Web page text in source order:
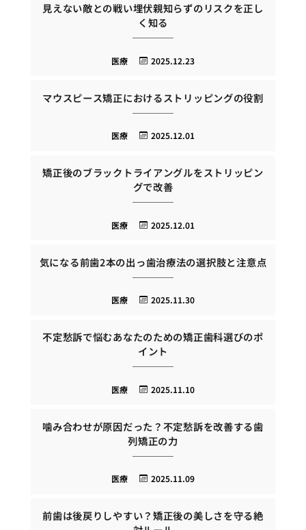
見えない敵との戦い埋伏親知らずのリスクを正し
く知る
2025.12.23
医療
マウスピース矯正におけるストリッピングの役割
2025.12.01
医療
矯正後のブラックトライアングルをストリッピン
グで改善
2025.12.01
医療
気になる前歯2本の出っ歯治療法の選択肢と注意点
2025.11.30
医療
不定愁訴で悩むあなたのための矯正歯科選びのポ
イント
2025.11.10
医療
噛み合わせが原因だった？不定愁訴を改善する歯
列矯正の力
2025.11.09
医療
前歯は後戻りしやすい？矯正後の美しさを守る絶